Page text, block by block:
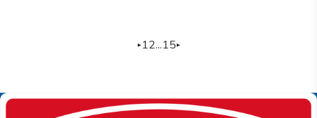
12...15